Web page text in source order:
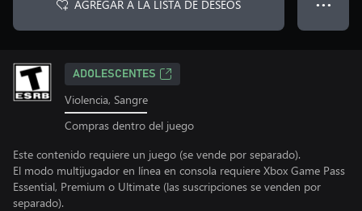
AGREGAR A LA LISTA DE DESEOS ● ● ●
ADOLESCENTES
Violencia, Sangre
Compras dentro del juego
Este contenido requiere un juego (se vende por separado).
El modo multijugador en línea en consola requiere Xbox Game Pass
Essential, Premium o Ultimate (las suscripciones se venden por
separado).